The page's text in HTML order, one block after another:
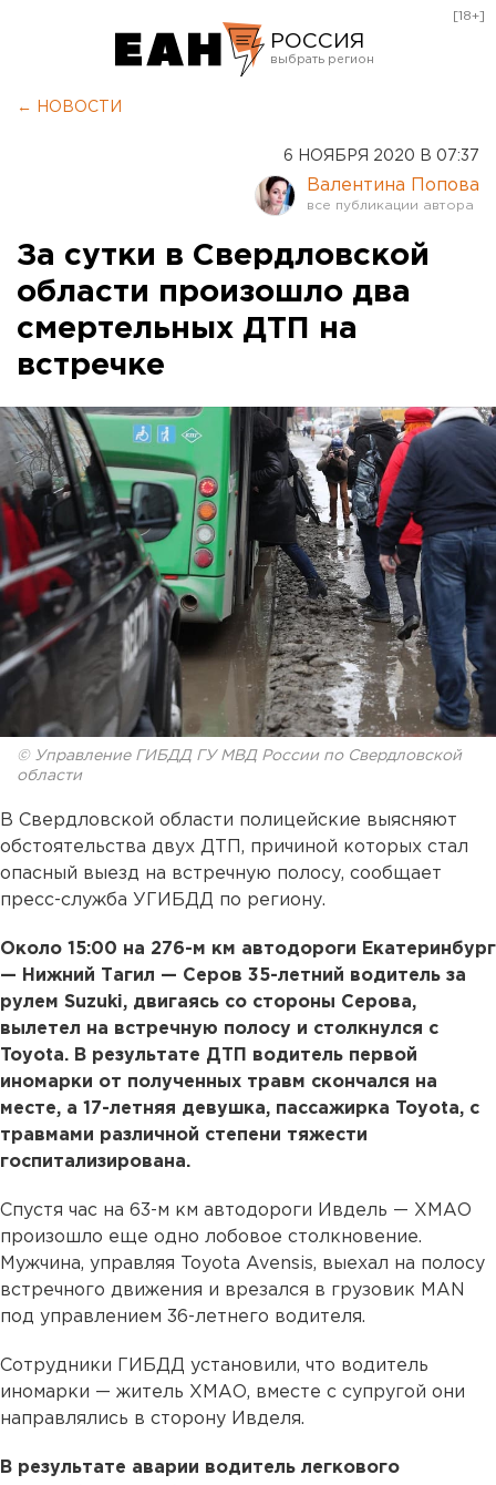
РОССИЯ
Курган
Оренбург
[18+]
← НОВОСТИ
6 НОЯБРЯ 2020 В 07:37
Валентина Попова
За сутки в Свердловской
области произошло два
смертельных ДТП на
встречке
© Управление ГИБДД ГУ МВД России по Свердловской
области
В Свердловской области полицейские выясняют
обстоятельства двух ДТП, причиной которых стал
опасный выезд на встречную полосу, сообщает
пресс-служба УГИБДД по региону.
Около 15:00 на 276-м км автодороги Екатеринбург
— Нижний Тагил — Серов 35-летний водитель за
рулем Suzuki, двигаясь со стороны Серова,
вылетел на встречную полосу и столкнулся с
Toyota. В результате ДТП водитель первой
иномарки от полученных травм скончался на
месте, а 17-летняя девушка, пассажирка Toyota, с
травмами различной степени тяжести
госпитализирована.
Спустя час на 63-м км автодороги Ивдель — ХМАО
произошло еще одно лобовое столкновение.
Мужчина, управляя Toyota Avensis, выехал на полосу
встречного движения и врезался в грузовик MAN
под управлением 36-летнего водителя.
Сотрудники ГИБДД установили, что водитель
иномарки — житель ХМАО, вместе с супругой они
направлялись в сторону Ивделя.
В результате аварии водитель легкового